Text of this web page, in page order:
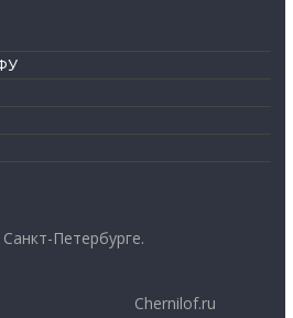
Петербурге.
Chernilof.ru